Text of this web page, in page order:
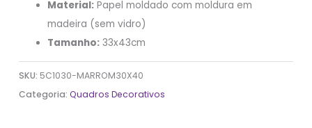
Material: Papel moldado com moldura em
madeira (sem vidro)
Tamanho: 33x43cm
SKU: 5C1030-MARROM30X40
Categoria:Quadros Decorativos